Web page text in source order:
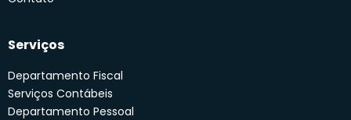
Serviços
Departamento Fiscal
Serviços Contábeis
Departamento Pessoal